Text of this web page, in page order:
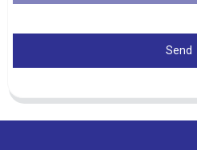
Send